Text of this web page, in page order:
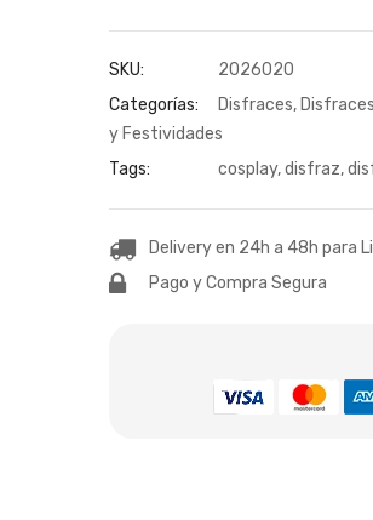
SKU:
2026020
Categorías:
Disfraces,
y Festividades
Tags:
cosplay,disfraz,
Delivery en 24h a 48h para
Pago y Compra Segura